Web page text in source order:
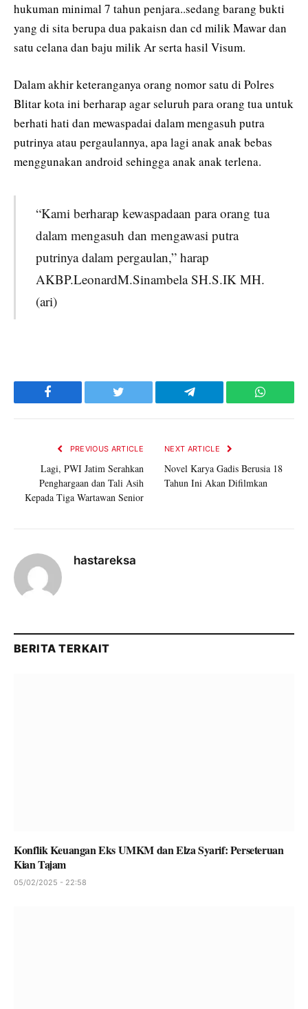
hukuman minimal 7 tahun penjara..sedang barang bukti
yang di sita berupa dua pakaisn dan cd milik Mawar dan
satu celana dan baju milik Ar serta hasil Visum.
Dalam akhir keteranganya orang nomor satu di Polres
Blitar kota ini berharap agar seluruh para orang tua untuk
berhati hati dan mewaspadai dalam mengasuh putra
putrinya atau pergaulannya, apa lagi anak anak bebas
menggunakan android sehingga anak anak terlena.
“Kami berharap kewaspadaan para orang tua
dalam mengasuh dan mengawasi putra
putrinya dalam pergaulan,” harap
AKBP.LeonardM.Sinambela SH.S.IK MH.
(ari)
Facebook Twitter Telegram
PREVIOUS ARTICLE
Lagi, PWI Jatim Serahkan
Penghargaan dan Tali Asih
Kepada Tiga Wartawan Senior
NEXT ARTICLE
Novel Karya Gadis Berusia 18
Tahun Ini Akan Difilmkan
hastareksa
BERITA TERKAIT
Konflik Keuangan Eks UMKM dan Elza Syarif: Perseteruan
Kian Tajam
05/02/2025 - 22:58